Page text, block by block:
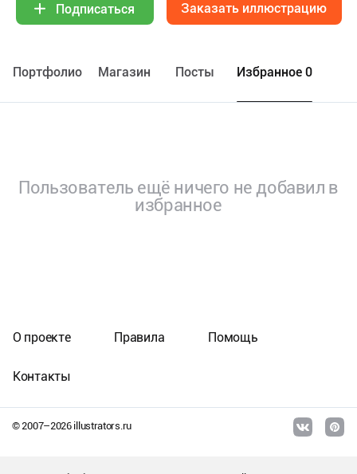
Подписаться Заказать иллюстрацию
Портфолио Maгазин Посты Избранное 0
Пользователь ещё ничего не добавил в
избранное
© 2007–2026illustrators.ru
О проекте Правила Помощь
Контакты